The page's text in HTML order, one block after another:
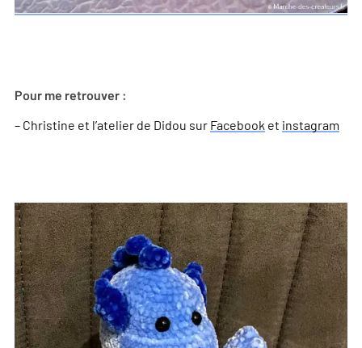
Pour me retrouver :
– Christine et l’atelier de Didou sur Facebook et instagram